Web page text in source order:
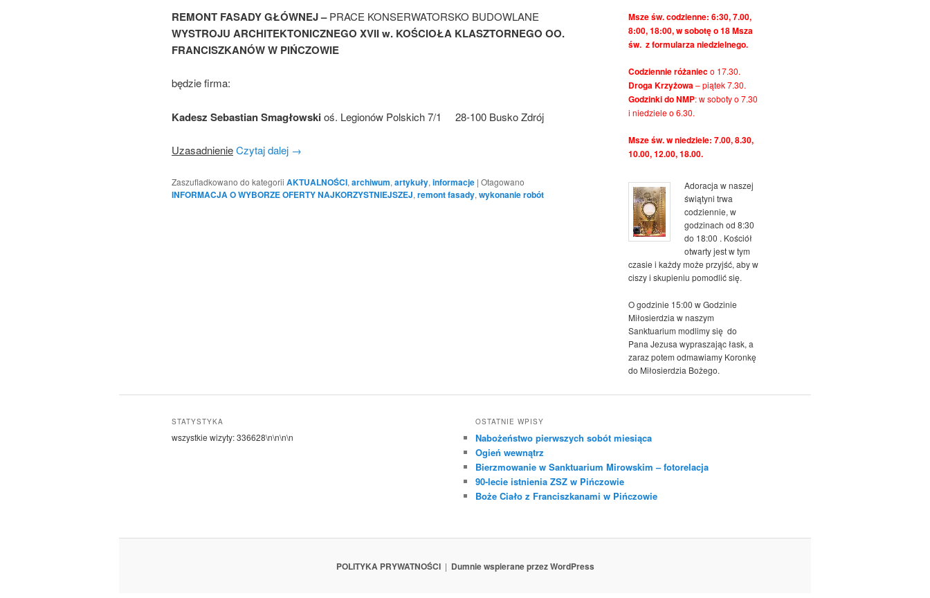
REMONT FASADY GŁÓWNEJ –PRACE KONSERWATORSKO BUDOWLANE
WYSTROJU ARCHITEKTONICZNEGO XVII w. KOŚCIOŁA KLASZTORNEGO OO.
FRANCISZKANÓW W PIŃCZOWIE
będzie firma:
Kadesz Sebastian Smagłowskioś. Legionów Polskich 7/1 28-100 Busko Zdrój
UzasadnienieCzytaj dalej →
Zaszufladkowano do kategorii AKTUALNOŚCI, archiwum, artykuły, informacje | Otagowano
INFORMACJA O WYBORZE OFERTY NAJKORZYSTNIEJSZEJ, remont fasady, wykonanie robót
Msze św. codzienne: 6:30, 7.00,
8:00, 18:00, w sobotę o 18 Msza
św. z formularza niedzielnego.
Codziennie różanieco 17.30.
Droga Krzyżowa– piątek 7.30.
Godzinki do NMP: w soboty o 7.30
i niedziele o 6.30.
Msze św. w niedziele: 7.00, 8.30,
10.00, 12.00, 18.00.
Adoracja w naszej
świątyni trwa
codziennie, w
godzinach od 8:30
do 18:00 . Kościół
otwarty jest w tym
czasie i każdy może przyjść, aby w
ciszy i skupieniu pomodlić się.
O godzinie 15:00 w Godzinie
Miłosierdzia w naszym
Sanktuarium modlimy się do
Pana Jezusa wypraszając łask, a
zaraz potem odmawiamy Koronkę
do Miłosierdzia Bożego.
STATYSTYKA
wszystkie wizyty:336628\n\n\n\n
OSTATNIE WPISY
Nabożeństwo pierwszych sobót miesiąca
Ogień wewnątrz
Bierzmowanie w Sanktuarium Mirowskim – fotorelacja
90-lecie istnienia ZSZ w Pińczowie
Boże Ciało z Franciszkanami w Pińczowie
POLITYKA PRYWATNOŚCI Dumnie wspierane przez WordPress